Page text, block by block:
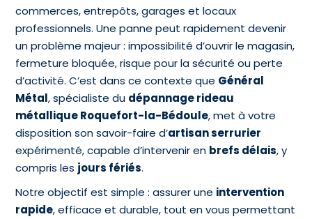
commerces, entrepôts, garages et locaux
professionnels. Une panne peut rapidement devenir
un problème majeur : impossibilité d’ouvrir le magasin,
fermeture bloquée, risque pour la sécurité ou perte
d’activité. C’est dans ce contexte que Général
Métal, spécialiste du dépannage rideau
métallique Roquefort-la-Bédoule, met à votre
disposition son savoir-faire d’artisan serrurier
expérimenté, capable d’intervenir en brefs délais, y
compris les jours fériés.
Notre objectif est simple : assurer une intervention
rapide, efficace et durable, tout en vous permettant